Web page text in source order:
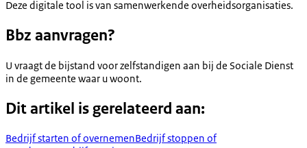
Deze digitale tool is van samenwerkende overheidsorganisaties.
Bbz aanvragen?
U vraagt de bijstand voor zelfstandigen aan bij de Sociale Dienst
in de gemeente waar u woont.
Dit artikel is gerelateerd aan:
Bedrijf starten of overnemenBedrijf stoppen of